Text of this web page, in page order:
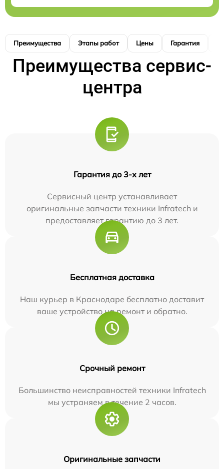
Преимущества Этапы работ Цены Гарантия
Преимущества сервис-
центра
Гарантия до 3-х лет
Сервисный центр устанавливает
оригинальные запчасти техники Infratech и
предоставляет гарантию до 3 лет.
Бесплатная доставка
Наш курьер в Краснодаре бесплатно доставит
ваше устройство на ремонт и обратно.
Срочный ремонт
Большинство неисправностей техники Infratech
мы устраняем в течение 2 часов.
Оригинальные запчасти